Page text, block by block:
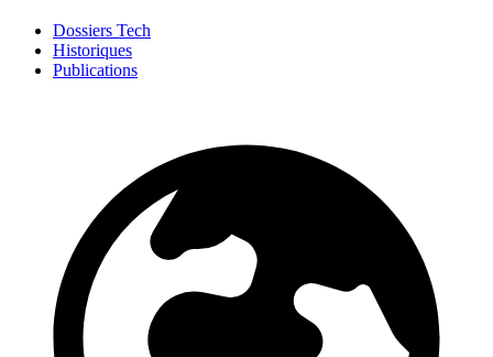
Dossiers Tech
Historiques
Publications